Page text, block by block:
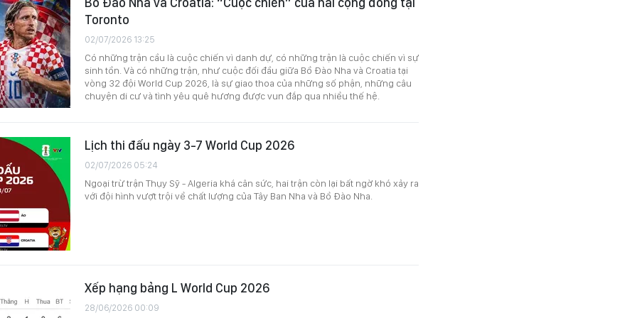
Toronto
02/07/2026 13:25
Có những trận cầu là cuộc chiến vì danh dự, có những trận là cuộc chiến vì sự
sinh tồn. Và có những trận, như cuộc đối đầu giữa Bồ Đào Nha và Croatia tại
vòng 32 đội World Cup 2026, là sự giao thoa của những số phận, những câu
chuyện di cư và tình yêu quê hương được vun đắp qua nhiều thế hệ.
Lịch thi đấu ngày 3-7 World Cup 2026
02/07/2026 05:24
Ngoại trừ trận Thụy Sỹ - Algeria khá cân sức, hai trận còn lại bất ngờ khó xảy ra
với đội hình vượt trội về chất lượng của Tây Ban Nha và Bồ Đào Nha.
Xếp hạng bảng L World Cup 2026
28/06/2026 00:09